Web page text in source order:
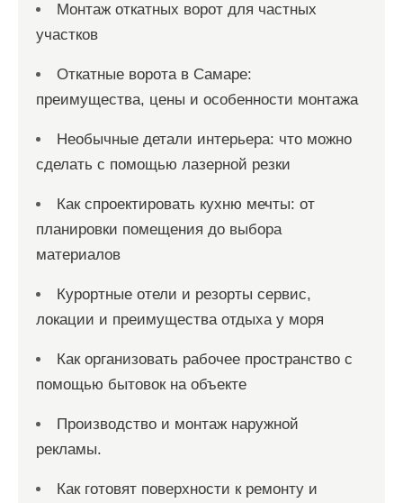
Монтаж откатных ворот для частных
участков
Откатные ворота в Самаре:
преимущества, цены и особенности монтажа
Необычные детали интерьера: что можно
сделать с помощью лазерной резки
Как спроектировать кухню мечты: от
планировки помещения до выбора
материалов
Курортные отели и резорты сервис,
локации и преимущества отдыха у моря
Как организовать рабочее пространство с
помощью бытовок на объекте
Производство и монтаж наружной
рекламы.
Как готовят поверхности к ремонту и